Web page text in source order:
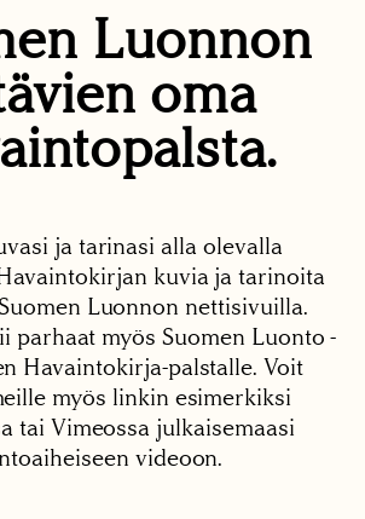
Luonnon
oma
ja tarinasi alla olevalla
kuvia ja tarinoita
Luonnon nettisivuilla.
parhaat myös Suomen Luonto -
Havaintokirja-palstalle. Voit
myös linkin esimerkiksi
tai Vimeossa julkaisemaasi
videoon.